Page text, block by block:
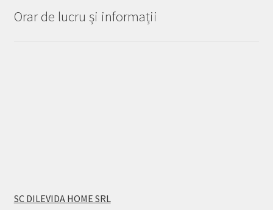
Orar de lucru și informații
SC DILEVIDA HOME SRL